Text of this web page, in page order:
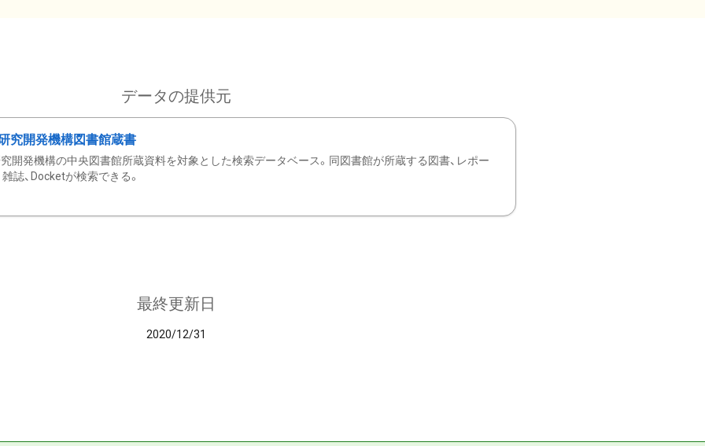
データの提供元
究開発機構図書館蔵書
開発機構の中央図書館所蔵資料を対象とした検索データベース。同図書館が所蔵する図書、レポー
雑誌、Docketが検索できる。
最終更新日
2020/12/31